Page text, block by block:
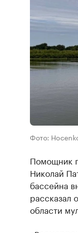
Фото:
Помощник
Николай
бассейна
рассказал
области